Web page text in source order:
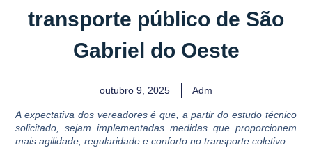
transporte público de São
Gabriel do Oeste
outubro 9, 2025 Adm
A expectativa dos vereadores é que, a partir do estudo técnico
solicitado, sejam implementadas medidas que proporcionem
mais agilidade, regularidade e conforto no transporte coletivo